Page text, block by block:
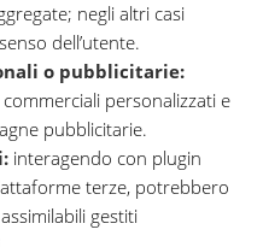
negli altri casi
dell’utente.
o pubblicitarie:
personalizzati e
pubblicitarie.
interagendo con plugin
terze, potrebbero
gestiti